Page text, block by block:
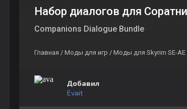
Набор диалогов для
Companions Dialogue Bundle
Главная / Моды для игр / Моды для Skyrim SE-AE
Добавил
Evait